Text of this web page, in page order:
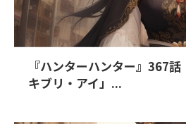
『ハンターハンター』367
キブリ・アイ」...